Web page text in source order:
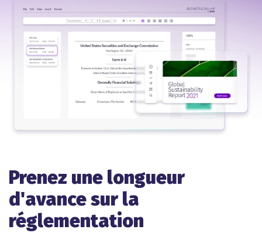
Prenez une longueur
d'avance sur la
réglementation